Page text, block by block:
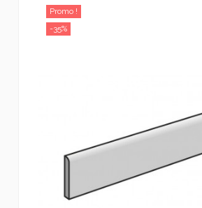
Promo !
-35%